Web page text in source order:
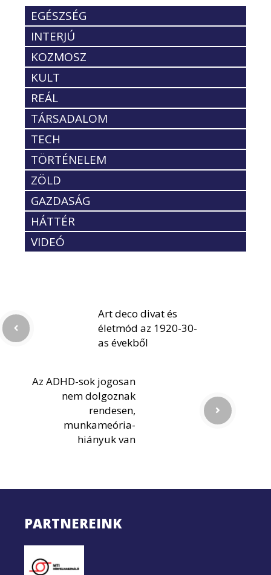
EGÉSZSÉG
INTERJÚ
KOZMOSZ
KULT
REÁL
TÁRSADALOM
TECH
TÖRTÉNELEM
ZÖLD
GAZDASÁG
HÁTTÉR
VIDEÓ
Art deco divat és
életmód az 1920-30-
as évekből
Az ADHD-sok jogosan
nem dolgoznak
rendesen,
munkameória-
hiányuk van
PARTNEREINK